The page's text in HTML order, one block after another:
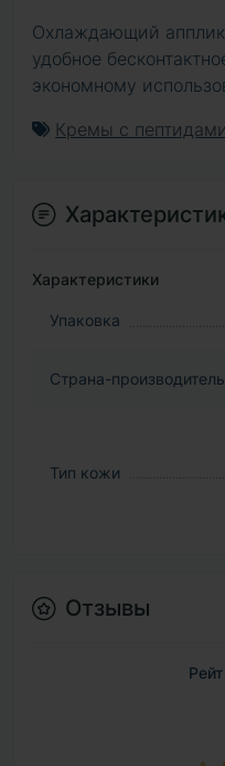
Охлаждающий
удобное
экономному
Кремы с пептидами
Характеристики
Упаковка
Страна-производитель
Тип кожи
Отзывы